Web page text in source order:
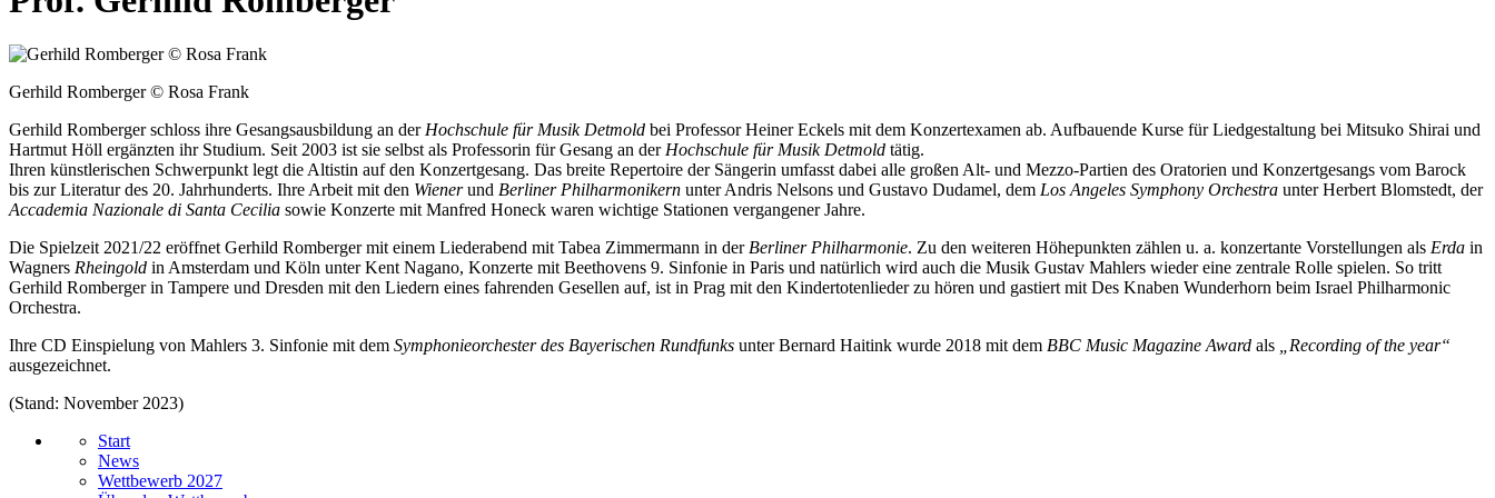
Gerhild Romberger © Rosa Frank
Gerhild Romberger schloss ihre Gesangsausbildung an derHochschule für Musik Detmold bei Professor Heiner Eckels mit dem Konzertexamen ab. Aufbauende Kurse für Liedgestaltung bei Mitsuko Shirai und
Hartmut Höll ergänzten ihr Studium. Seit 2003 ist sie selbst als Professorin für Gesang an derHochschule für Musik Detmold tätig.
Ihren künstlerischen Schwerpunkt legt die Altistin auf den Konzertgesang. Das breite Repertoire der Sängerin umfasst dabei alle großen Alt- und Mezzo-Partien des Oratorien und Konzertgesangs vom Barock
bis zur Literatur des 20. Jahrhunderts. Ihre Arbeit mit den Wienerund Berliner Philharmonikern unter Andris Nelsons und Gustavo Dudamel, dem Los Angeles Symphony Orchestra unter Herbert Blomstedt, der
Accademia Nazionale di Santa Cecilia sowie Konzerte mit Manfred Honeck waren wichtige Stationen vergangener Jahre.
Die Spielzeit 2021/22 eröffnet Gerhild Romberger mit einem Liederabend mit Tabea Zimmermann in derBerliner Philharmonie. Zu den weiteren Höhepunkten zählen u. a. konzertante Vorstellungen als Erda in
Wagners Rheingold in Amsterdam und Köln unter Kent Nagano, Konzerte mit Beethovens 9. Sinfonie in Paris und natürlich wird auch die Musik Gustav Mahlers wieder eine zentrale Rolle spielen. So tritt
Gerhild Romberger in Tampere und Dresden mit den Liedern eines fahrenden Gesellen auf, ist in Prag mit den Kindertotenlieder zu hören und gastiert mit Des Knaben Wunderhorn beim Israel Philharmonic
Orchestra.
Ihre CD Einspielung von Mahlers 3. Sinfonie mit dem Symphonieorchester des Bayerischen Rundfunks unter Bernard Haitink wurde 2018 mit dem BBC Music Magazine Award als „Recording of the year“
ausgezeichnet.
(Stand: November 2023)
Start
News
Wettbewerb 2027